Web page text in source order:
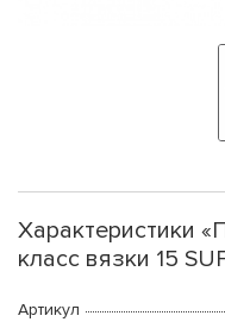
Характеристики
класс вязки 15
Артикул